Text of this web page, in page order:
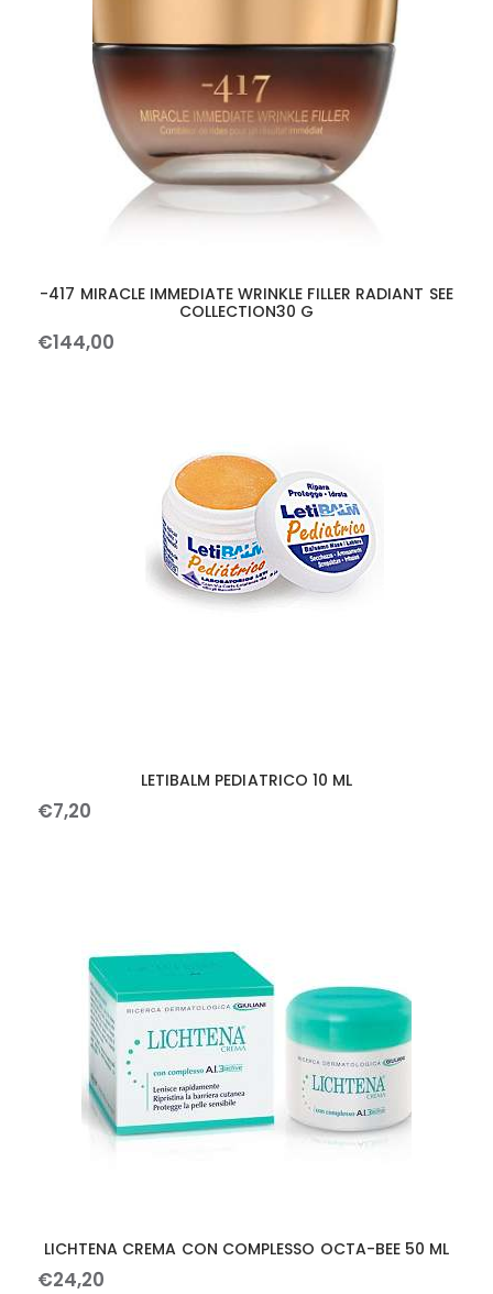
-417 MIRACLE IMMEDIATE WRINKLE FILLER RADIANT SEE
COLLECTION30 G
€144,00
LETIBALM PEDIATRICO 10 ML
€7,20
LICHTENA CREMA CON COMPLESSO OCTA-BEE 50 ML
€24,20